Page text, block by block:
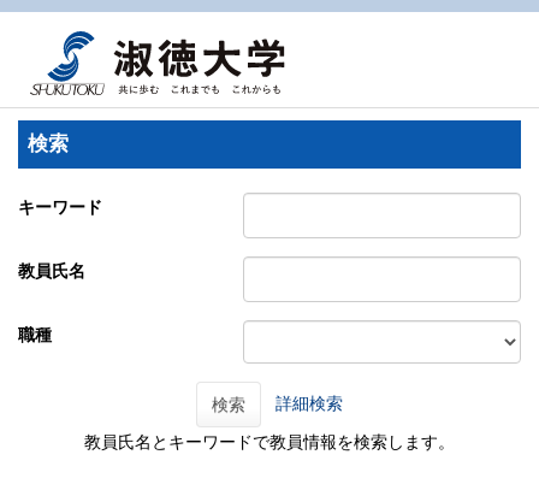
検索
キーワード
教員氏名
職種
検索 詳細検索
教員氏名とキーワードで教員情報を検索します。